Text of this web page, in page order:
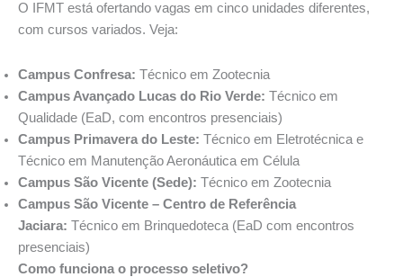
O IFMT está ofertando vagas em cinco unidades diferentes,
com cursos variados. Veja:
Campus Confresa: Técnico em Zootecnia
Campus Avançado Lucas do Rio Verde: Técnico em
Qualidade (EaD, com encontros presenciais)
Campus Primavera do Leste: Técnico em Eletrotécnica e
Técnico em Manutenção Aeronáutica em Célula
Campus São Vicente (Sede): Técnico em Zootecnia
Campus São Vicente – Centro de Referência
Jaciara: Técnico em Brinquedoteca (EaD com encontros
presenciais)
Como funciona o processo seletivo?